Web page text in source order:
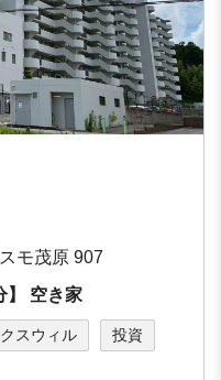
モ茂原 907
】 空き家
スウィル 投資